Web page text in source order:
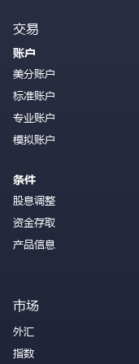
交易
账户
美分账户
标准账户
专业账户
模拟账户
条件
股息调整
资金存取
产品信息
市场
外汇
指数